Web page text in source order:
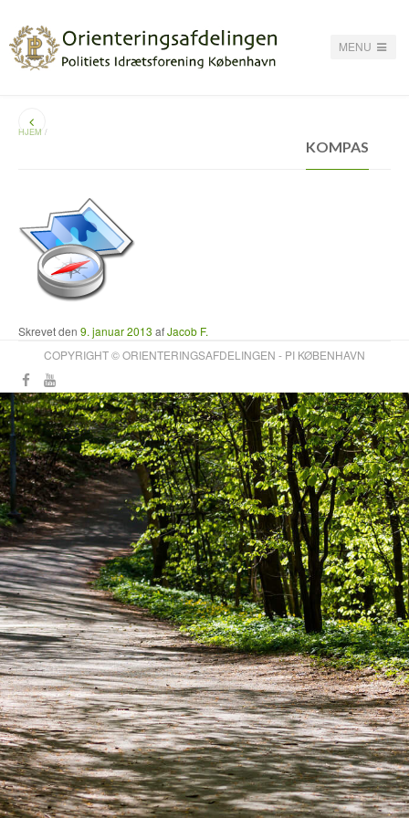
MENU
HJEM /
KOMPAS
Skrevet den 9. januar 2013 afJacob F.
COPYRIGHT © ORIENTERINGSAFDELINGEN - PI KØBENHAVN